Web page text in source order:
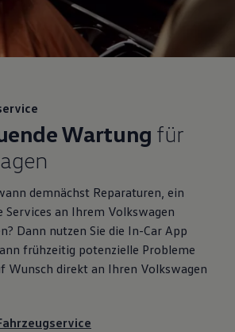
Wartung für
demnächst Reparaturen, ein
Services an Ihrem Volkswagen
Dann nutzen Sie die In-Car App
frühzeitig potenzielle Probleme
Wunsch direkt an Ihren Volkswagen